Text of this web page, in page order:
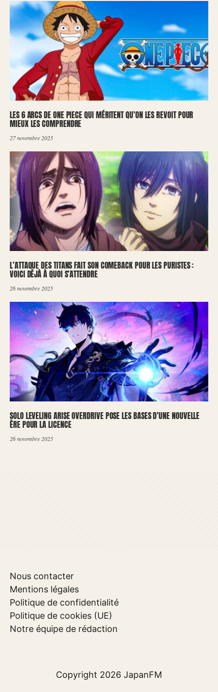
LES 6 ARCS DE ONE PIECE QUI MÉRITENT QU’ON LES REVOIT POUR
MIEUX LES COMPRENDRE
27 novembre 2025
L’ATTAQUE DES TITANS FAIT SON COMEBACK POUR LES PURISTES :
VOICI DÉJÀ À QUOI S’ATTENDRE
26 novembre 2025
SOLO LEVELING ARISE OVERDRIVE POSE LES BASES D’UNE NOUVELLE
ÈRE POUR LA LICENCE
26 novembre 2025
Nous contacter
Mentions légales
Politique de confidentialité
Politique de cookies (UE)
Notre équipe de rédaction
Copyright 2026 JapanFM